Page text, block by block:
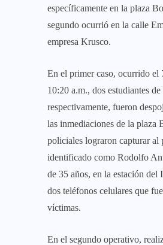
específicamente en la plaza
segundo ocurrió en la calle
empresa Krusco.
En el primer caso, ocurrido el
10:20 a.m., dos estudiantes
respectivamente, fueron
las inmediaciones de la plaza
policiales lograron capturar al
identificado como Rodolfo
de 35 años, en la estación del
dos teléfonos celulares que
víctimas.
En el segundo operativo,